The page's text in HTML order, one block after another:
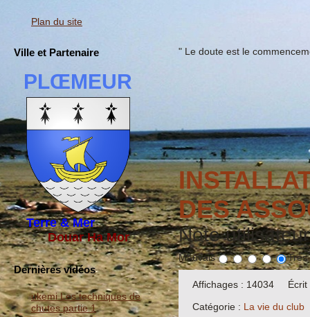
Plan du site
Ville et Partenaire
PLŒMEUR
Terre & Mer
Douar Ha Mor
Dernières vidéos
ukemi Les techniques de
chutes partie 1
" Le doute est le
DES
Note
Mauvais
Affichages : 14034
Écrit
Catégorie : La vie du club